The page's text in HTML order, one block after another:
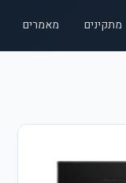
מתקינים מאמרים